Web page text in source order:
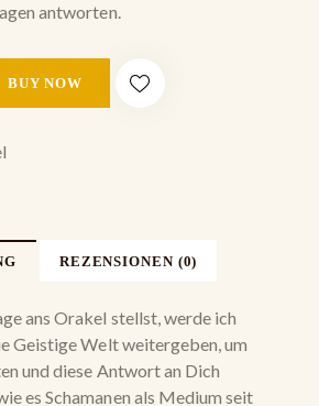
antworten.
BUY NOW
REZENSIONEN (0)
ans Orakel stellst, werde ich
Geistige Welt weitergeben, um
und diese Antwort an Dich
es Schamanen als Medium seit